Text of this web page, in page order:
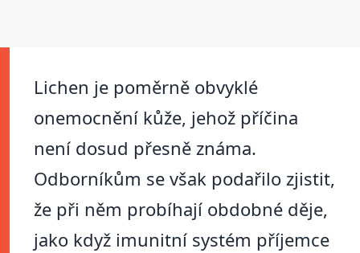
Lichen je poměrně obvyklé
onemocnění kůže, jehož příčina
není dosud přesně známa.
Odborníkům se však podařilo zjistit,
že při něm probíhají obdobné děje,
jako když imunitní systém příjemce